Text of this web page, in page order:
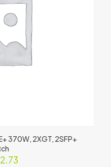
370W, 2XGT, 2SFP+